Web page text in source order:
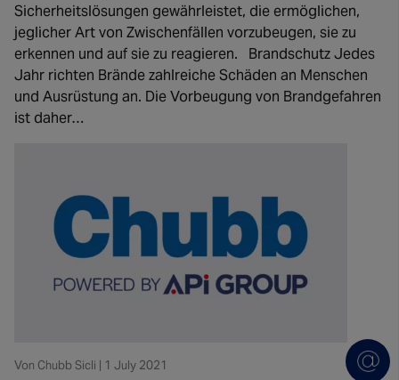
Sicherheitslösungen gewährleistet, die ermöglichen,
jeglicher Art von Zwischenfällen vorzubeugen, sie zu
erkennen und auf sie zu reagieren. Brandschutz Jedes
Jahr richten Brände zahlreiche Schäden an Menschen
und Ausrüstung an. Die Vorbeugung von Brandgefahren
ist daher…
Von Chubb Sicli | 1 July 2021